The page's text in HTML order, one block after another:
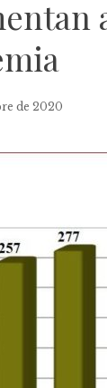
de 2020